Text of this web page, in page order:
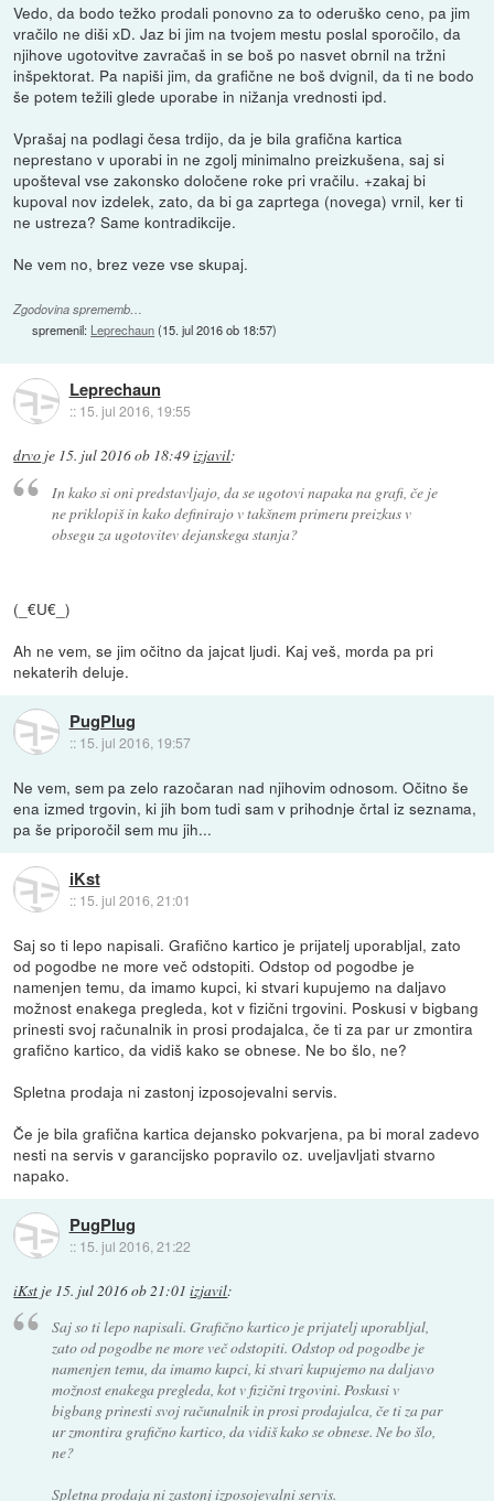
Vedo, da bodo težko prodali ponovno za to oderuško ceno, pa jim
vračilo ne diši xD. Jaz bi jim na tvojem mestu poslal sporočilo, da
njihove ugotovitve zavračaš in se boš po nasvet obrnil na tržni
inšpektorat. Pa napiši jim, da grafične ne boš dvignil, da ti ne bodo
še potem težili glede uporabe in nižanja vrednosti ipd.
Vprašaj na podlagi česa trdijo, da je bila grafična kartica
neprestano v uporabi in ne zgolj minimalno preizkušena, saj si
upošteval vse zakonsko določene roke pri vračilu. +zakaj bi
kupoval nov izdelek, zato, da bi ga zaprtega (novega) vrnil, ker ti
ne ustreza? Same kontradikcije.
Ne vem no, brez veze vse skupaj.
Zgodovina sprememb…
spremenil: Leprechaun(15. jul 2016 ob 18:57)
Leprechaun
:: 15. jul 2016, 19:55
drvo je 15. jul 2016 ob 18:49izjavil:
In kako si oni predstavljajo, da se ugotovi napaka na grafi, če je
ne priklopiš in kako definirajo v takšnem primeru preizkus v
obsegu za ugotovitev dejanskega stanja?
(_€U€_)
Ah ne vem, se jim očitno da jajcat ljudi. Kaj veš, morda pa pri
nekaterih deluje.
PugPlug
:: 15. jul 2016, 19:57
Ne vem, sem pa zelo razočaran nad njihovim odnosom. Očitno še
ena izmed trgovin, ki jih bom tudi sam v prihodnje črtal iz seznama,
pa še priporočil sem mu jih...
iKst
:: 15. jul 2016, 21:01
Saj so ti lepo napisali. Grafično kartico je prijatelj uporabljal, zato
od pogodbe ne more več odstopiti. Odstop od pogodbe je
namenjen temu, da imamo kupci, ki stvari kupujemo na daljavo
možnost enakega pregleda, kot v fizični trgovini. Poskusi v bigbang
prinesti svoj računalnik in prosi prodajalca, če ti za par ur zmontira
grafično kartico, da vidiš kako se obnese. Ne bo šlo, ne?
Spletna prodaja ni zastonj izposojevalni servis.
Če je bila grafična kartica dejansko pokvarjena, pa bi moral zadevo
nesti na servis v garancijsko popravilo oz. uveljavljati stvarno
napako.
PugPlug
:: 15. jul 2016, 21:22
iKst je 15. jul 2016 ob 21:01 izjavil:
Saj so ti lepo napisali. Grafično kartico je prijatelj uporabljal,
zato od pogodbe ne more več odstopiti. Odstop od pogodbe je
namenjen temu, da imamo kupci, ki stvari kupujemo na daljavo
možnost enakega pregleda, kot v fizični trgovini. Poskusi v
bigbang prinesti svoj računalnik in prosi prodajalca, če ti za par
ur zmontira grafično kartico, da vidiš kako se obnese. Ne bo šlo,
ne?
Spletna prodaja ni zastonj izposojevalni servis.